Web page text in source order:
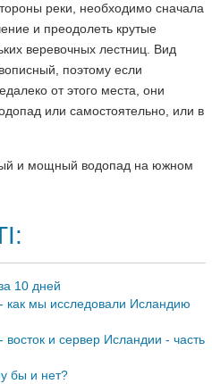
реки, необходимо сначала
и преодолеть крутые
веревочных лестниц. Вид
поэтому если
от этого места, они
или самостоятельно, или в
и мощный водопад на южном
10 дней
как мы исследовали Исландию
и сервер Исландии - часть
бы и нет?